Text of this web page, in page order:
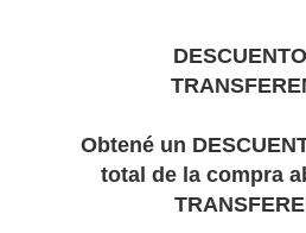
Obtené un
total de la compra